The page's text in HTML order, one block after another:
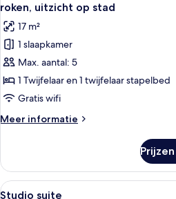
voor
Standaard
driepersoonskamer,
meerdere
bedden,
niet-
roken,
uitzicht
stad
laden
roken, uitzicht op stad
17 m²
1 slaapkamer
Max. aantal: 5
1 Twijfelaar en 1 twijfelaar stapelbed
Gratis wifi
Meer informatie
Meer
driepersoonskamer,
meerdere
bedden,
Alle
11
Studio suite